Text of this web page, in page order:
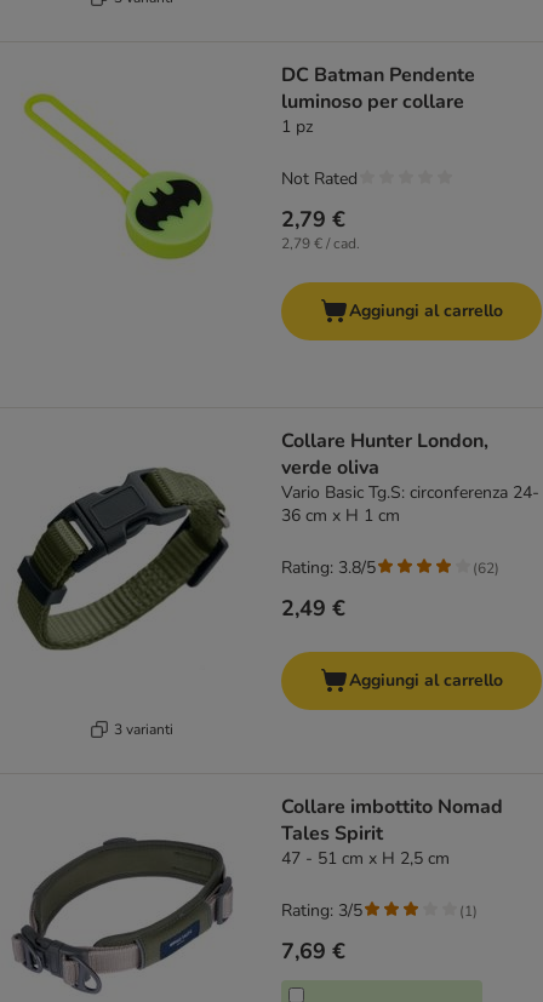
DC Batman Pendente
luminoso per collare
1 pz
2,79 €
2,79 € / cad.
Not Rated
Aggiungi al carrello
3 varianti
Collare Hunter London,
verde oliva
Vario Basic Tg.S: circonferenza 24-
36 cm x H 1 cm
2,49 €
Rating: 3.8/5 (62)
Aggiungi al carrello
Collare imbottito Nomad
Tales Spirit
47 - 51 cm x H 2,5 cm
7,69 €
Rating: 3/5 (1)